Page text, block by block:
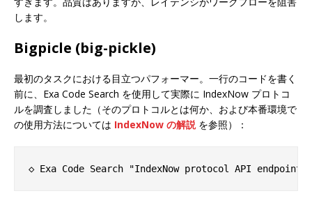
します。
Bigpicle (big-pickle)
最初のタスクにおける目立つパフォーマー。一行のコードを書く
前に、Exa Code Search を使用して実際に IndexNow プロトコ
ルを調査しました（そのプロトコルとは何か、および本番環境で
の使用方法については IndexNow の解説 を参照）：